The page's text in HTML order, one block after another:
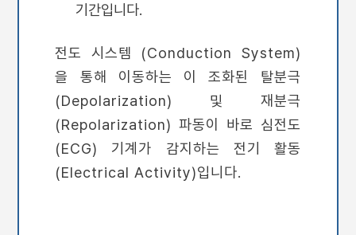
기간입니다.
전도 시스템 (Conduction System)
을 통해 이동하는 이 조화된 탈분극
(Depolarization) 및 재분극
(Repolarization) 파동이 바로 심전도
(ECG) 기계가 감지하는 전기 활동
(Electrical Activity)입니다.